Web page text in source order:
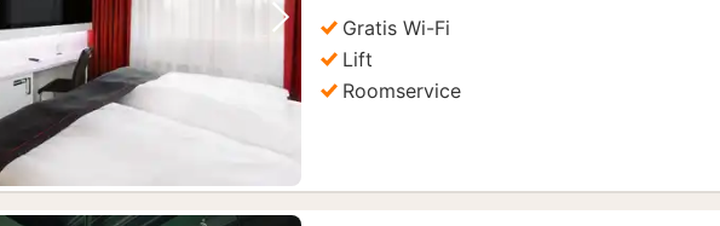
Vorige foto Volgende foto
53,41
Gratis Wi-Fi
Lift
Roomservice